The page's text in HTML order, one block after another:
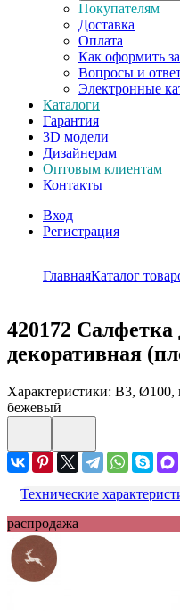
Покупателям
Доставка
Оплата
Как оформить
Вопросы и
Электронные
Каталоги
Гарантия
3D модели
Дизайнерам
Оптовым клиентам
Контакты
Вход
Регистрация
ГлавнаяКаталог
420172 Салфетка
декоративная
Характеристики: B3,
бежевый
Технические
распродажа